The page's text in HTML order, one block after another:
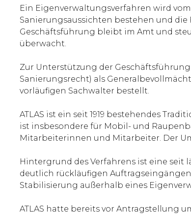
Ein Eigenverwaltungsverfahren wird
Sanierungsaussichten bestehen und
Geschäftsführung bleibt im Amt und
überwacht.
Zur Unterstützung der Geschäftsführung
Sanierungsrecht) als
vorläufigen Sachwalter bestellt.
ATLAS ist ein seit 1919 bestehendes
ist insbesondere für Mobil- und
Mitarbeiterinnen und Mitarbeiter. Der
Hintergrund des Verfahrens ist eine seit
deutlich rückläufigen
Stabilisierung außerhalb eines
ATLAS hatte bereits vor Antragstellung